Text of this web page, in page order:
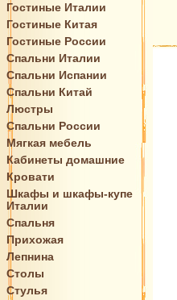
Гостиные Италии
Гостиные Китая
Гостиные России
Спальни Италии
Спальни Испании
Спальни Китай
Люстры
Спальни России
Мягкая мебель
Кабинеты домашние
Кровати
Шкафы и шкафы-купе
Италии
Спальня
Прихожая
Лепнина
Столы
Стулья